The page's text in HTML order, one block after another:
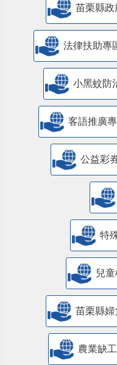
苗栗縣政
法律扶助專
小黑蚊防
客語推廣
公益彩
特
兒
苗栗縣婦
農業缺工